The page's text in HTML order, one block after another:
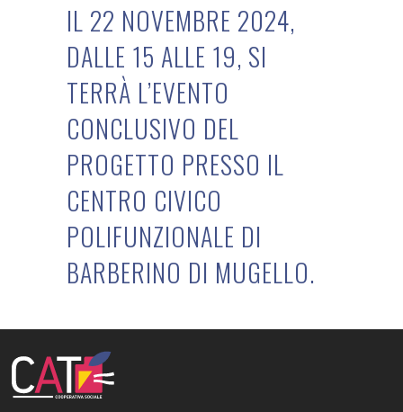
IL 22 NOVEMBRE 2024,
DALLE 15 ALLE 19, SI
TERRÀ L’EVENTO
CONCLUSIVO DEL
PROGETTO PRESSO IL
CENTRO CIVICO
POLIFUNZIONALE DI
BARBERINO DI MUGELLO.